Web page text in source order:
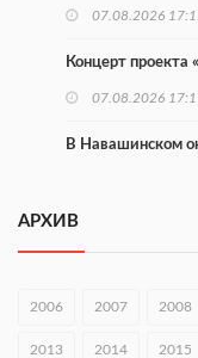
07.08.2026
Концерт проекта
07.08.2026
В Навашинском
Институт
АРХИВ
2006 2007 2008
2013 2014 2015